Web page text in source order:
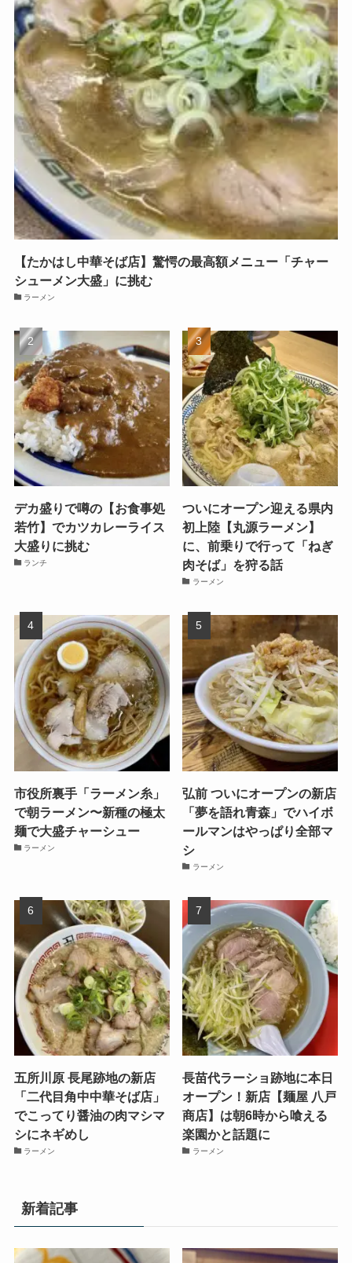
【たかはし中華そば店】驚愕の最高額メニュー「チャー
シューメン大盛」に挑む
ラーメン
デカ盛りで噂の【お食事処
若竹】でカツカレーライス
大盛りに挑む
ランチ
ついにオープン迎える県内
初上陸【丸源ラーメン】
に、前乗りで行って「ねぎ
肉そば」を狩る話
ラーメン
市役所裏手「ラーメン糸」
で朝ラーメン〜新種の極太
麺で大盛チャーシュー
ラーメン
弘前 ついにオープンの新店
「夢を語れ青森」でハイボ
ールマンはやっぱり全部マ
シ
ラーメン
五所川原 長尾跡地の新店
「二代目角中中華そば店」
でこってり醤油の肉マシマ
シにネギめし
ラーメン
長苗代ラーショ跡地に本日
オープン！新店【麺屋 八戸
商店】は朝6時から喰える
楽園かと話題に
ラーメン
新着記事